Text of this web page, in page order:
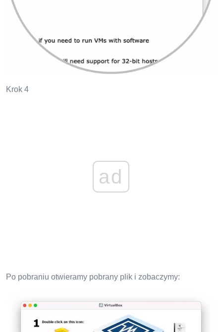
Krok 4
ad
Po pobraniu otwieramy pobrany plik i zobaczymy: